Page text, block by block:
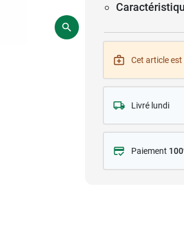
Cet article
Livré lundi
Paiement